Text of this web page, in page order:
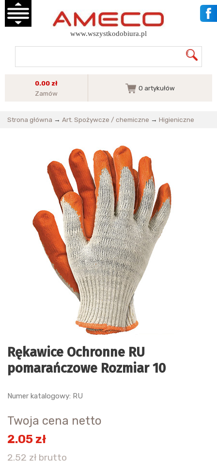
www.wszystkodobiura.pl
0.00 zł
Zamów
0 artykułów
Strona główna → Art. Spożywcze / chemiczne → Higieniczne
Rękawice Ochronne RU
pomarańczowe Rozmiar 10
Numer katalogowy: RU
Twoja cena netto
2.05 zł
2.52 zł brutto